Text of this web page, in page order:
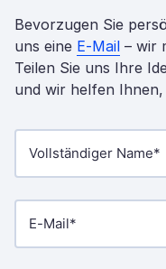
Bevorzugen Sie
uns eine E-Mail – wir
Teilen Sie uns Ihre
und wir helfen